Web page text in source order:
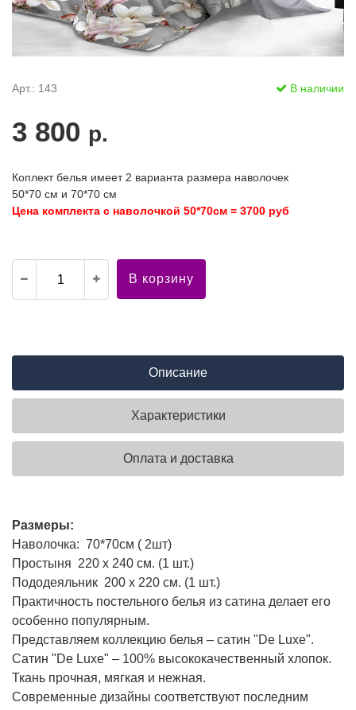
Арт.: 143 В наличии
3 800 р.
Коплект белья имеет 2 варианта размера наволочек
50*70 см и 70*70 см
Цена комплекта с наволочкой 50*70см = 3700 руб
В корзину
Описание
Характеристики
Оплата и доставка
Размеры:
Наволочка: 70*70см ( 2шт)
Простыня 220 х 240 см. (1 шт.)
Пододеяльник 200 х 220 см. (1 шт.)
Практичность постельного белья из сатина делает его
особенно популярным.
Представляем коллекцию белья – сатин "De Luxe".
Сатин "De Luxe" – 100% высококачественный хлопок.
Ткань прочная, мягкая и нежная.
Современные дизайны соответствуют последним